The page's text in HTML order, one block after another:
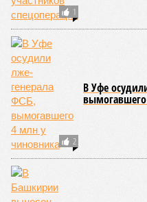
наблюдается
Поскольку в Башкирии
выделяется в рамках
авиационные системы»,
считается одним из
В 2025 году общий объем
республики также
которых 1,6 миллиарда
инфраструктуры.